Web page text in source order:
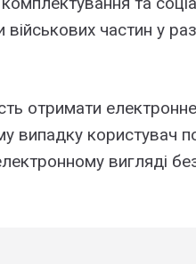
частин у
отримати
випадку користувач
вигляді